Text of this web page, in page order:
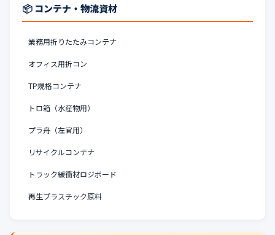
📦 コンテナ・物流資材
業務用折りたたみコンテナ
オフィス用折コン
TP規格コンテナ
トロ箱（水産物用）
プラ舟（左官用）
リサイクルコンテナ
トラック緩衝材ロジボード
再生プラスチック原料